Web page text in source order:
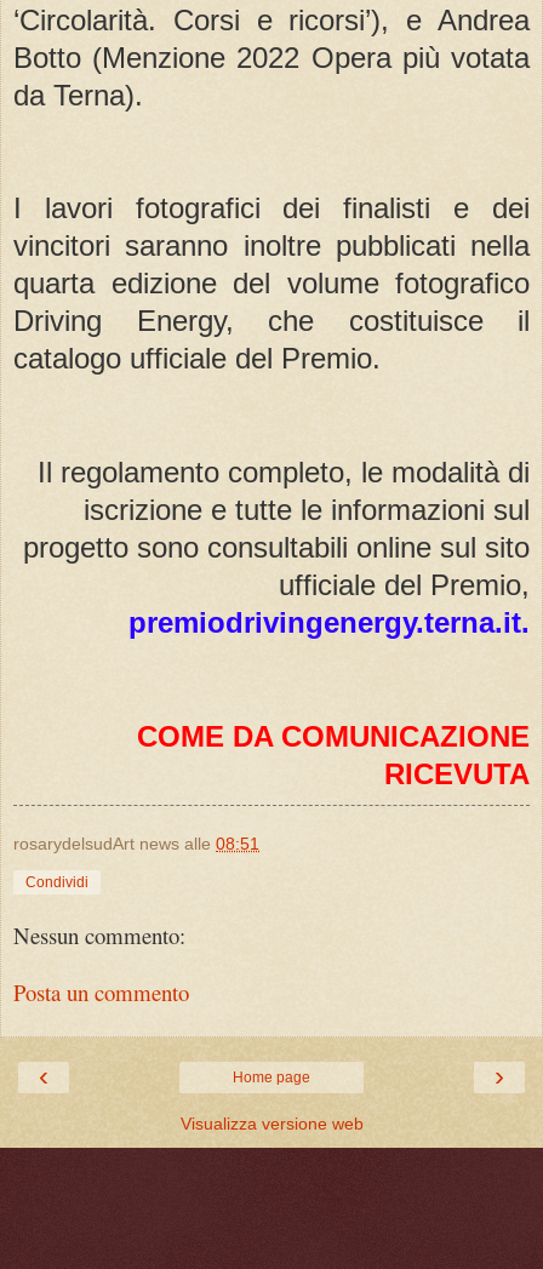
‘Circolarità. Corsi e ricorsi’), e Andrea
Botto (Menzione 2022 Opera più votata
da Terna).
I lavori fotografici dei finalisti e dei
vincitori saranno inoltre pubblicati nella
quarta edizione del volume fotografico
Driving Energy, che costituisce il
catalogo ufficiale del Premio.
Il regolamento completo, le modalità di
iscrizione e tutte le informazioni sul
progetto sono consultabili online sul sito
ufficiale del Premio,
premiodrivingenergy.terna.it.
COME DA COMUNICAZIONE
RICEVUTA
rosarydelsudArt news alle 08:51
Condividi
Nessun commento:
Posta un commento
‹ ›
Home page
Visualizza versione web